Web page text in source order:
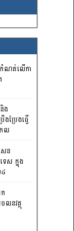
កំណត់លើកា
ង
ប្រែងធ្វើ
កល
េន
េស ក្នុង
លនវត្ថុ